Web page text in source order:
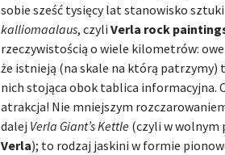
sobie sześć tysięcy lat stanowisko
kalliomaalaus, czyli Verla rock
rzeczywistością o wiele kilometrów:
że istnieją (na skale na którą patrzymy)
nich stojąca obok tablica informacyjna.
atrakcja! Nie mniejszym
dalej Verla Giant’s Kettle (czyli w wolnym
Verla); to rodzaj jaskini w formie